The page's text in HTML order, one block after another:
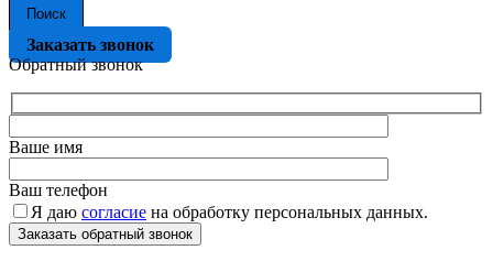
Поиск
Заказать звонок
Обратный звонок
Ваше имя
Ваш телефон
Я даю согласие на обработку персональных данных.